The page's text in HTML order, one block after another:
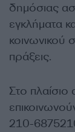
δημόσιας
εγκλήματα
κοινωνικού
πράξεις.
Στο πλαίσιο
210-